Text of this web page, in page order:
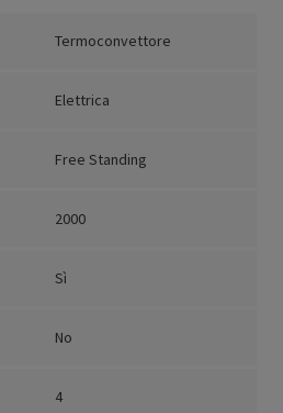
Termoconvettore
Elettrica
Free Standing
2000
Sì
No
4